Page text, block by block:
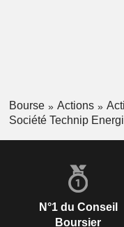
Bourse Actions
Société Technip
N°1 du Conseil
Boursier